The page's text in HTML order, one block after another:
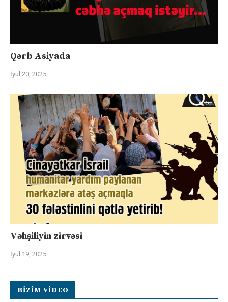
Qərb Asiyada
İyul 20, 2025
Vəhşiliyin zirvəsi
İyul 19, 2025
BIZIM VIDEO